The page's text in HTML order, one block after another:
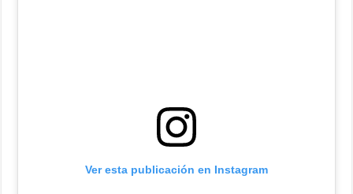
Ver esta publicación en Instagram